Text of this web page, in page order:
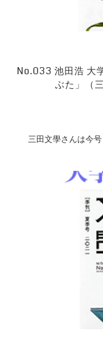
No.033 池田浩 大
ぶた」（
三田文學さんは今号